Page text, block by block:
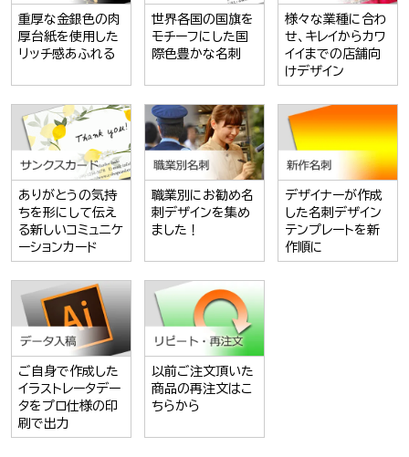
重厚な金銀色の肉
厚台紙を使用した
リッチ感あふれる
世界各国の国旗を
モチーフにした国
際色豊かな名刺
様々な業種に合わ
せ、キレイからカワ
イイまでの店舗向
けデザイン
ありがとうの気持
ちを形にして伝え
る新しいコミュニケ
ーションカード
職業別にお勧め名
刺デザインを集め
ました！
デザイナーが作成
した名刺デザイン
テンプレートを新
作順に
ご自身で作成した
イラストレータデー
タをプロ仕様の印
刷で出力
以前ご注文頂いた
商品の再注文はこ
ちらから